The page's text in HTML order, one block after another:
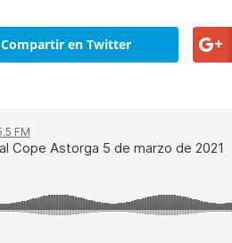
Compartir en Twitter